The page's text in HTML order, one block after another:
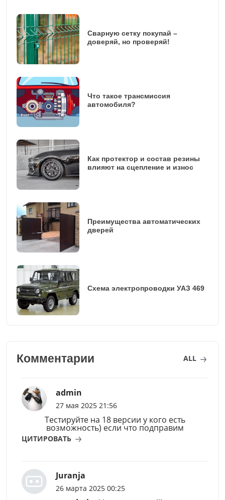
Сварную сетку покупай –
доверяй, но проверяй!
Что такое трансмиссия
автомобиля?
Как протектор и состав резины
влияют на сцепление и износ
Преимущества автоматических
дверей
Схема электропроводки УАЗ 469
Комментарии ALL
admin
27 мая 2025 21:56
Тестируйте на 18 версии у кого есть
возможность) если что подправим
ЦИТИРОВАТЬ
Juranja
26 марта 2025 00:25